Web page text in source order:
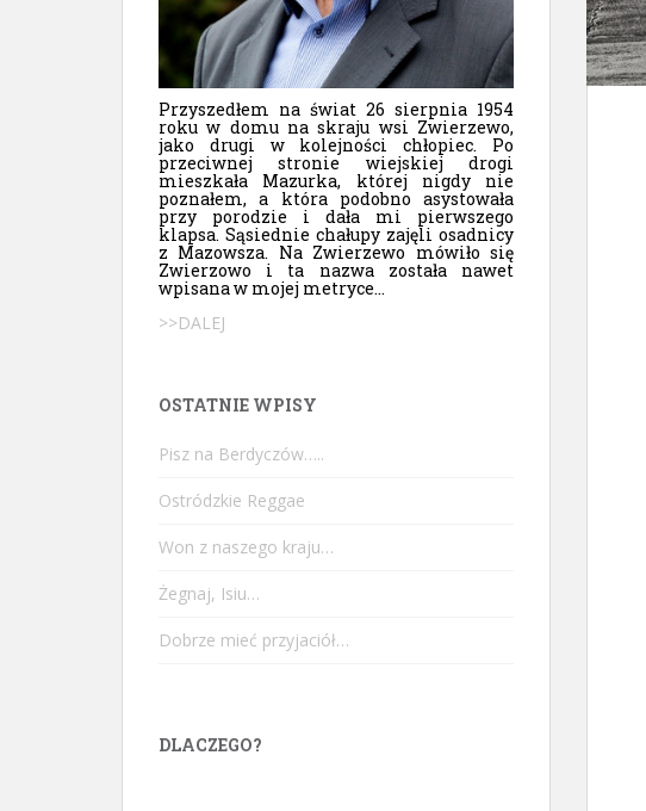
Przyszedłem na świat 26 sierpnia 1954
roku w domu na skraju wsi Zwierzewo,
jako drugi w kolejności chłopiec. Po
przeciwnej stronie wiejskiej drogi
mieszkała Mazurka, której nigdy nie
poznałem, a która podobno asystowała
przy porodzie i dała mi pierwszego
klapsa. Sąsiednie chałupy zajęli osadnicy
z Mazowsza. Na Zwierzewo mówiło się
Zwierzowo i ta nazwa została nawet
wpisana w mojej metryce...
>>DALEJ
OSTATNIE WPISY
Pisz na Berdyczów…..
Ostródzkie Reggae
Won z naszego kraju…
Żegnaj, Isiu…
Dobrze mieć przyjaciół…
DLACZEGO?